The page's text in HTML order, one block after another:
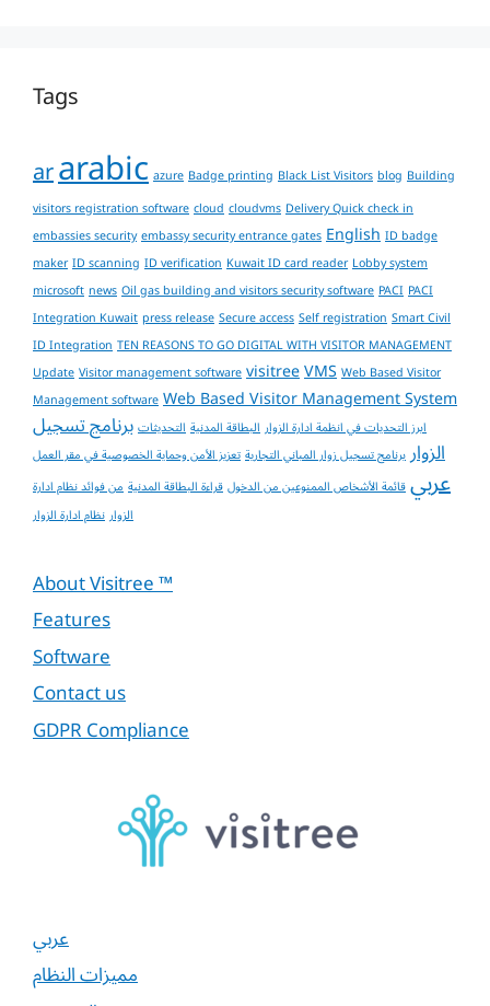
Tags
ararabicazureBadge printing Black List Visitorsblog Building
visitors registration softwarecloudcloudvmsDelivery Quick check in
embassies securityembassy security entrance gatesEnglishID badge
makerID scanning ID verificationKuwait ID card readerLobby system
microsoftnewsOil gas building and visitors security softwarePACIPACI
Integration Kuwaitpress releaseSecure accessSelf registrationSmart Civil
ID IntegrationTEN REASONS TO GO DIGITAL WITH VISITOR MANAGEMENT
UpdateVisitor management softwarevisitreeVMSWeb Based Visitor
Management softwareWeb Based Visitor Management System
ابرز التحديات في انظمة ادارة الزوارالبطاقة المدنيةالتحديثاتبرنامج تسجيل
الزواربرنامج تسجيل زوار المباني التجاريةتعزيز الأمن وحماية الخصوصية في مقر العمل
عربيقائمة الأشخاص الممنوعين من الدخولقراءة البطاقة المدنيةمن فوائد نظام ادارة
الزوارنظام ادارة الزوار
About Visitree ™
Features
Software
Contact us
GDPR Compliance
عربي
مميزات النظام